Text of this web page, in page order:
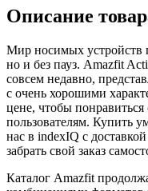
Описание
Мир носимых устройств
но и без пауз. Amazfit
совсем недавно,
с очень хорошими
цене, чтобы
пользователям. Купить
нас в indexIQ с
забрать свой заказ
Каталог Amazfit